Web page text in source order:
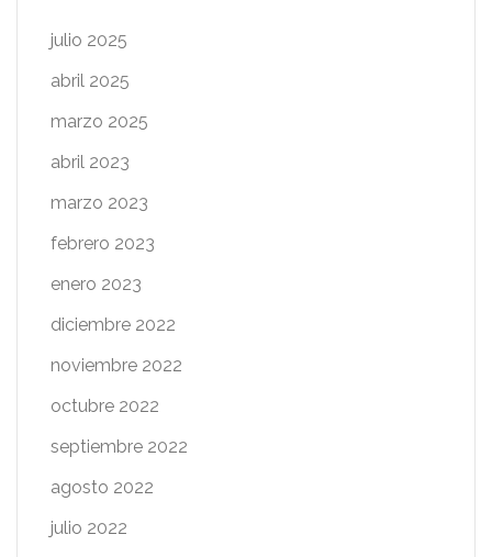
julio 2025
abril 2025
marzo 2025
abril 2023
marzo 2023
febrero 2023
enero 2023
diciembre 2022
noviembre 2022
octubre 2022
septiembre 2022
agosto 2022
julio 2022